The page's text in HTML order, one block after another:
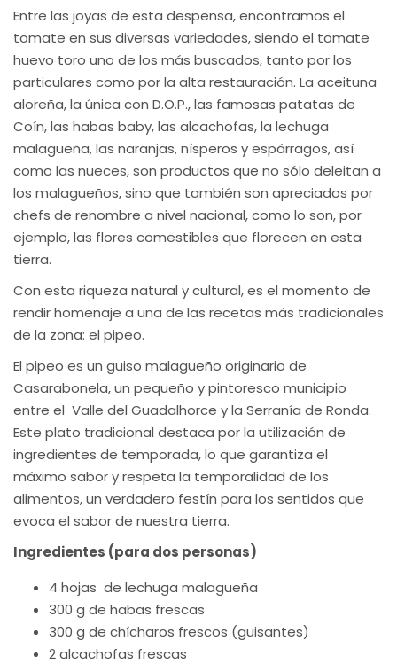
Entre las joyas de esta despensa, encontramos el
tomate en sus diversas variedades, siendo el tomate
huevo toro uno de los más buscados, tanto por los
particulares como por la alta restauración. La aceituna
aloreña, la única con D.O.P., las famosas patatas de
Coín, las habas baby, las alcachofas, la lechuga
malagueña, las naranjas, nísperos y espárragos, así
como las nueces, son productos que no sólo deleitan a
los malagueños, sino que también son apreciados por
chefs de renombre a nivel nacional, como lo son, por
ejemplo, las flores comestibles que florecen en esta
tierra.
Con esta riqueza natural y cultural, es el momento de
rendir homenaje a una de las recetas más tradicionales
de la zona: el pipeo.
El pipeo es un guiso malagueño originario de
Casarabonela, un pequeño y pintoresco municipio
entre el Valle del Guadalhorce y la Serranía de Ronda.
Este plato tradicional destaca por la utilización de
ingredientes de temporada, lo que garantiza el
máximo sabor y respeta la temporalidad de los
alimentos, un verdadero festín para los sentidos que
evoca el sabor de nuestra tierra.
Ingredientes (para dos personas)
4 hojas de lechuga malagueña
300 g de habas frescas
300 g de chícharos frescos (guisantes)
2 alcachofas frescas